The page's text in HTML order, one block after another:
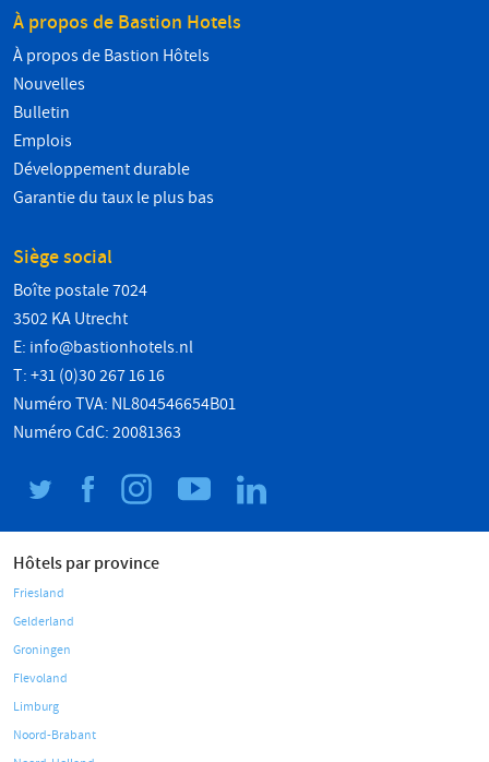
À propos de Bastion Hotels
À propos de Bastion Hôtels
Nouvelles
Bulletin
Emplois
Développement durable
Garantie du taux le plus bas
Siège social
Boîte postale 7024
3502 KA Utrecht
E: info@bastionhotels.nl
T: +31 (0)30 267 16 16
Numéro TVA: NL804546654B01
Numéro CdC: 20081363
Hôtels par province
Friesland
Gelderland
Groningen
Flevoland
Limburg
Noord-Brabant